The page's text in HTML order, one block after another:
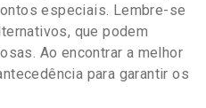
especiais. Lembre-se
que podem
Ao encontrar a melhor
para garantir os